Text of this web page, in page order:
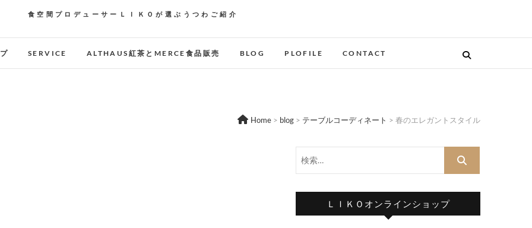
食空間プロデューサーＬＩＫＯが選ぶうつわご紹介
SERVICE ALTHAUS紅茶とMERCE食品販売 BLOG PLOFILE CONTACT
Home > blog > テーブルコーディネート > 春のエレガントスタイル
ＬＩＫＯオンラインショップ